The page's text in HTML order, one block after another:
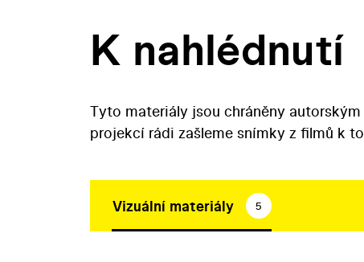
K nahlédnutí
Tyto materiály jsou chráněny
projekcí rádi zašleme snímky z filmů k
Vizuální materiály 5